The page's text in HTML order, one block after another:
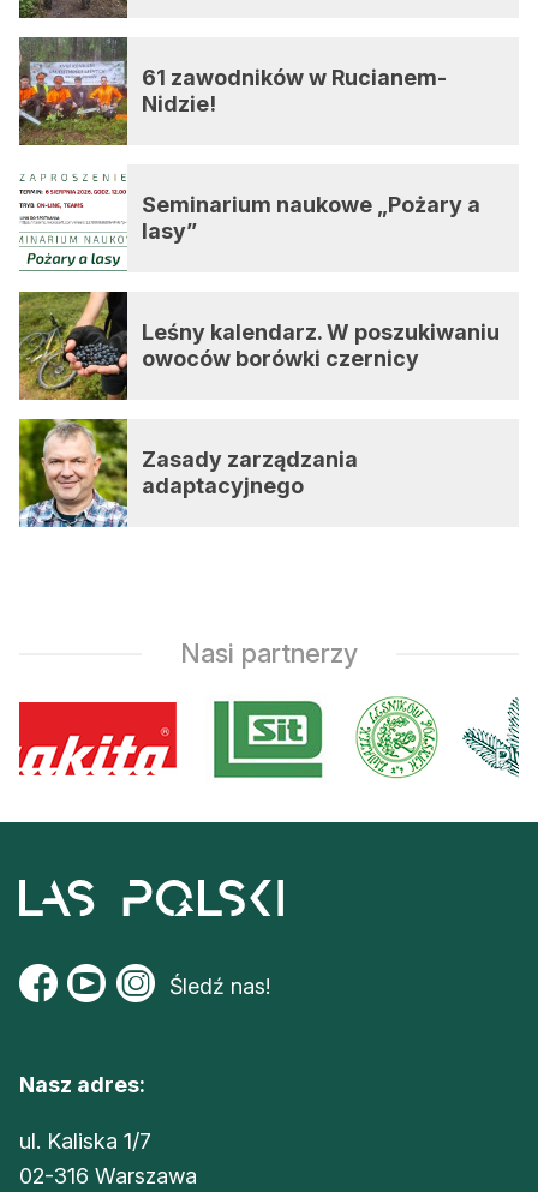
61 zawodników w Rucianem-
Nidzie!
Seminarium naukowe „Pożary a
lasy”
Leśny kalendarz. W poszukiwaniu
owoców borówki czernicy
Zasady zarządzania
adaptacyjnego
Nasi partnerzy
Śledź nas!
Nasz adres:
ul. Kaliska 1/7
02-316 Warszawa